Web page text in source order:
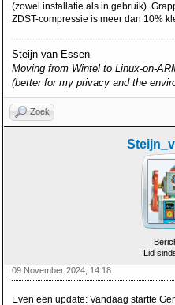
(zowel installatie als in gebruik).
ZDST-compressie is meer dan 10%
Steijn van Essen
Moving from Wintel to Linux-on-
(better for my privacy and the
Zoek
Lid
09 November 2024, 14:18
Even een update: Vandaag startte